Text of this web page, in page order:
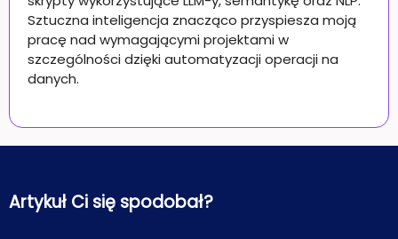
Sztuczna inteligencja znacząco przyspiesza moją
pracę nad wymagającymi projektami w
szczególności dzięki automatyzacji operacji na
danych.
Artykuł Ci się spodobał?